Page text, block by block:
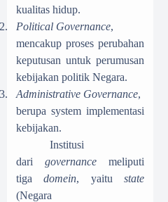
kualitas hidup.
2.
Political Governance,
mencakup proses perubahan
keputusan untuk perumusan
kebijakan politik Negara.
3.
Administrative Governance,
berupa system implementasi
kebijakan.
Institusi
dari governance meliputi
tigadomein, yaitustate
(Negara